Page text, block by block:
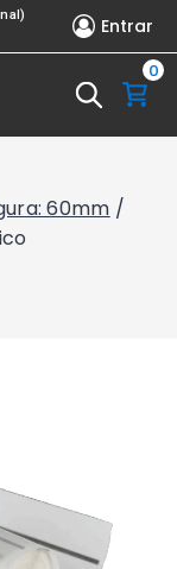
Entrar
0
60mm /